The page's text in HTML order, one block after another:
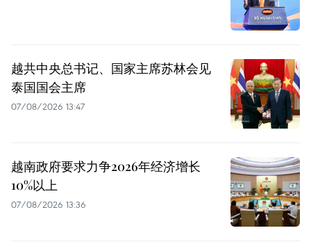
越共中央总书记、国家主席苏林会见
泰国国会主席
07/08/2026 13:47
越南政府要求力争2026年经济增长
10%以上
07/08/2026 13:36